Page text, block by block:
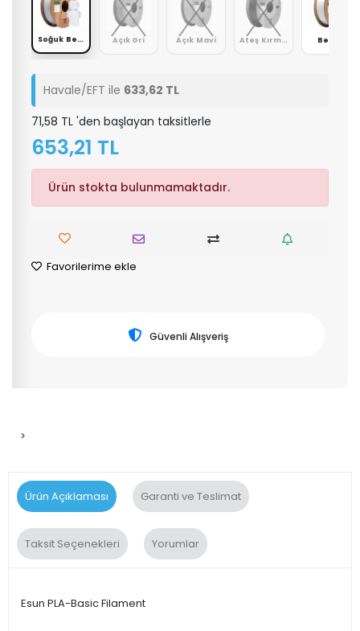
Soğuk Beyaz Açık Gri Açık Mavi Ateş Kırmızı Beyaz
Havale/EFT ile 633,62 TL
71,58 TL 'den başlayan taksitlerle
653,21 TL
Ürün stokta bulunmamaktadır.
Favorilerime ekle
Güvenli Alışveriş
>
Ürün Açıklaması Garanti ve Teslimat
Taksit Seçenekleri Yorumlar
Esun PLA-Basic Filament